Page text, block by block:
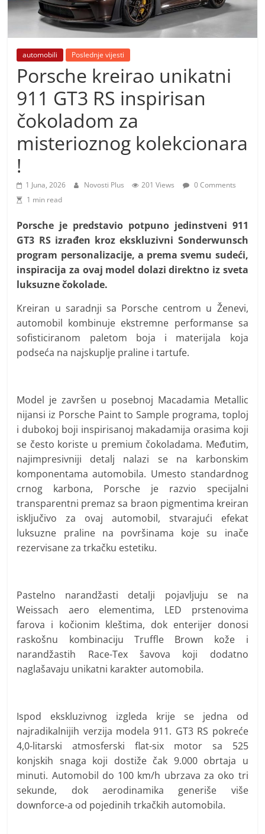
i
t
i
v
i
h
v
i
j
s
automobili Poslednje vijesti
Porsche kreirao unikatni
911 GT3 RS inspirisan
čokoladom za
misterioznog kolekcionara
!
1 Juna, 2026 Novosti Plus 201 Views
0 Comments
1 min read
Porsche je predstavio potpuno jedinstveni 911
GT3 RS izrađen kroz ekskluzivni Sonderwunsch
program personalizacije, a prema svemu sudeći,
inspiracija za ovaj model dolazi direktno iz sveta
luksuzne čokolade.
Kreiran u saradnji sa Porsche centrom u Ženevi,
automobil kombinuje ekstremne performanse sa
sofisticiranom paletom boja i materijala koja
podseća na najskuplje praline i tartufe.
Model je završen u posebnoj Macadamia Metallic
nijansi iz Porsche Paint to Sample programa, toploj
i dubokoj boji inspirisanoj makadamija orasima koji
se često koriste u premium čokoladama. Međutim,
najimpresivniji detalj nalazi se na karbonskim
komponentama automobila. Umesto standardnog
crnog karbona, Porsche je razvio specijalni
transparentni premaz sa braon pigmentima kreiran
isključivo za ovaj automobil, stvarajući efekat
luksuzne praline na površinama koje su inače
rezervisane za trkačku estetiku.
Pastelno narandžasti detalji pojavljuju se na
Weissach aero elementima, LED prstenovima
farova i kočionim kleštima, dok enterijer donosi
raskošnu kombinaciju Truffle Brown kože i
narandžastih Race-Tex šavova koji dodatno
naglašavaju unikatni karakter automobila.
Ispod ekskluzivnog izgleda krije se jedna od
najradikalnijih verzija modela 911. GT3 RS pokreće
4,0-litarski atmosferski flat-six motor sa 525
konjskih snaga koji dostiže čak 9.000 obrtaja u
minuti. Automobil do 100 km/h ubrzava za oko tri
sekunde, dok aerodinamika generiše više
downforce-a od pojedinih trkačkih automobila.